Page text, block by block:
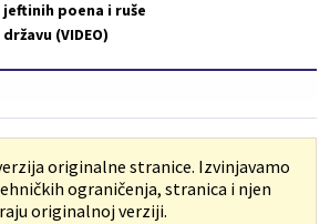
jeftinih poena i ruše
državu (VIDEO)
originalne stranice. Izvinjavamo
ograničenja, stranica i njen
originalnoj verziji.